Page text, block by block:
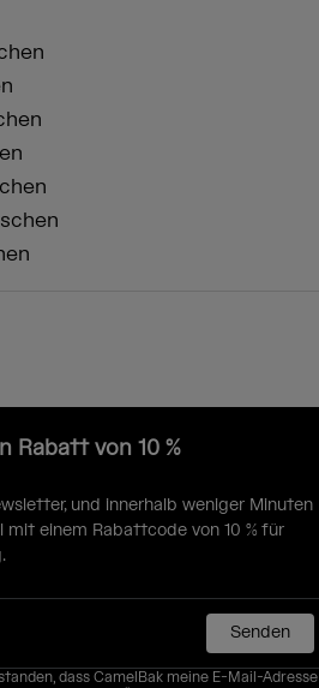
Rabatt von 10 %
und innerhalb weniger Minuten
einem Rabattcode von 10 % für
Senden
dass CamelBak meine E-Mail-Adresse